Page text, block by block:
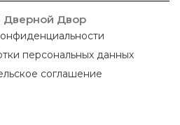
Дверной Двор
персональных данных
соглашение